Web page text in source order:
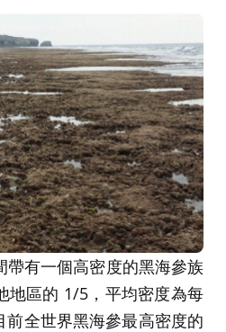
帶有一個高密度的黑海參族
地區的 1/5，平均密度為每
全世界黑海參最高密度的